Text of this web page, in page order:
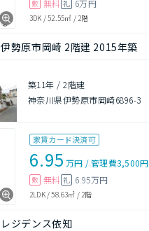
敷 無料 礼 6万円
3DK /52.55㎡ /2階
伊勢原市岡崎 2階建 2015年築
築11年 /2階建
神奈川県伊勢原市岡崎6896-3
家賃カード決済可
6.95 万円 /管理費3,500円
敷 無料 礼 6.95万円
2LDK/58.63㎡ /2階
レジデンス依知